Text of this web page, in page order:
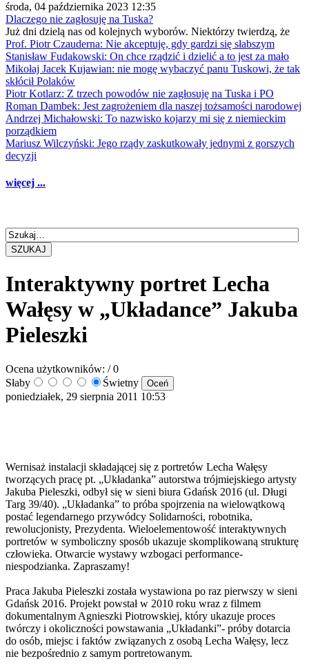
środa, 04 października 2023 12:35
Dlaczego nie zagłosuję na Tuska?
Już dni dzielą nas od kolejnych wyborów. Niektórzy twierdzą, że
Prof. Piotr Czauderna: Nie akceptuję, gdy gardzi się słabszym
Stanisław Fudakowski: On chce rządzić i dzielić a to jest za mało
Mikołaj Jacek Kujawian: nie mogę wybaczyć panu Tuskowi, że tak
skłócił Polaków
Piotr Kotlarz: Z trzech powodów nie zagłosuję na Tuska i PO
Roman Dambek: Jest zagrożeniem dla naszej tożsamości narodowej
Andrzej Michałowski: To nazwisko kojarzy mi się z niemieckim
porządkiem
Mariusz Wilczyński: Jego rządy zaskutkowały jednymi z gorszych
decyzji
więcej ...
SZUKAJ
Interaktywny portret Lecha
Wałęsy w „Układance” Jakuba
Pieleszki
Ocena użytkowników: / 0
Słaby
Świetny
poniedziałek, 29 sierpnia 2011 10:53
Wernisaż instalacji składającej się z portretów Lecha Wałęsy
tworzących pracę pt. „Układanka” autorstwa trójmiejskiego artysty
Jakuba Pieleszki, odbył się w sieni biura Gdańsk 2016 (ul. Długi
Targ 39/40). „Układanka” to próba spojrzenia na wielowątkową
postać legendarnego przywódcy Solidarności, robotnika,
rewolucjonisty, Prezydenta. Wieloelementowość interaktywnych
portretów w symboliczny sposób ukazuje skomplikowaną strukturę
człowieka. Otwarcie wystawy wzbogaci performance-
niespodzianka. Zapraszamy!
Praca Jakuba Pieleszki została wystawiona po raz pierwszy w sieni
Gdańsk 2016. Projekt powstał w 2010 roku wraz z filmem
dokumentalnym Agnieszki Piotrowskiej, który ukazuje proces
twórczy i okoliczności powstawania „Układanki”- próby dotarcia
do osób, miejsc i faktów związanych z osobą Lecha Wałęsy, lecz
nie bezpośrednio z samym portretowanym.